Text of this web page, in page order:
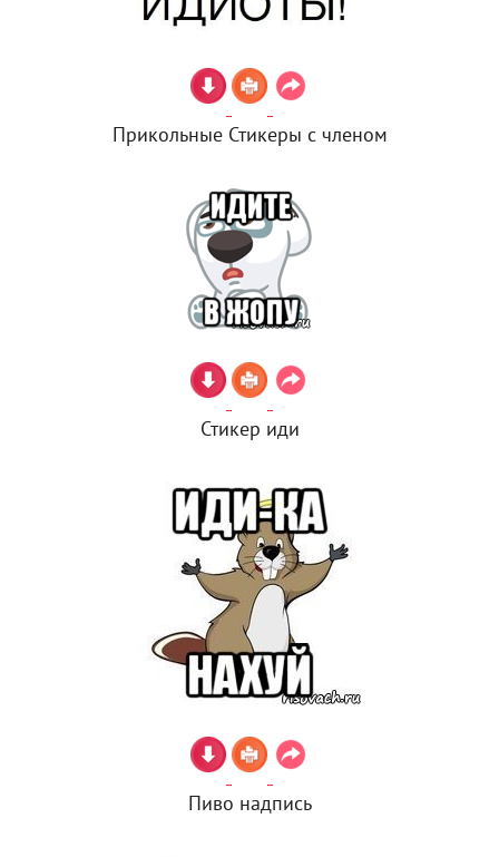
Прикольные Стикеры с членом
Стикер иди
Пиво надпись